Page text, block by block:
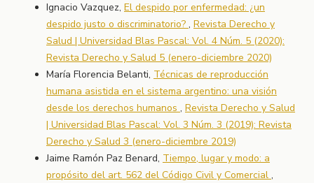
Ignacio Vazquez, El despido por enfermedad: ¿un
despido justo o discriminatorio? , Revista Derecho y
Salud | Universidad Blas Pascal: Vol. 4 Núm. 5 (2020):
Revista Derecho y Salud 5 (enero-diciembre 2020)
María Florencia Belanti, Técnicas de reproducción
humana asistida en el sistema argentino: una visión
desde los derechos humanos , Revista Derecho y Salud
| Universidad Blas Pascal: Vol. 3 Núm. 3 (2019): Revista
Derecho y Salud 3 (enero-diciembre 2019)
Jaime Ramón Paz Benard, Tiempo, lugar y modo: a
propósito del art. 562 del Código Civil y Comercial ,